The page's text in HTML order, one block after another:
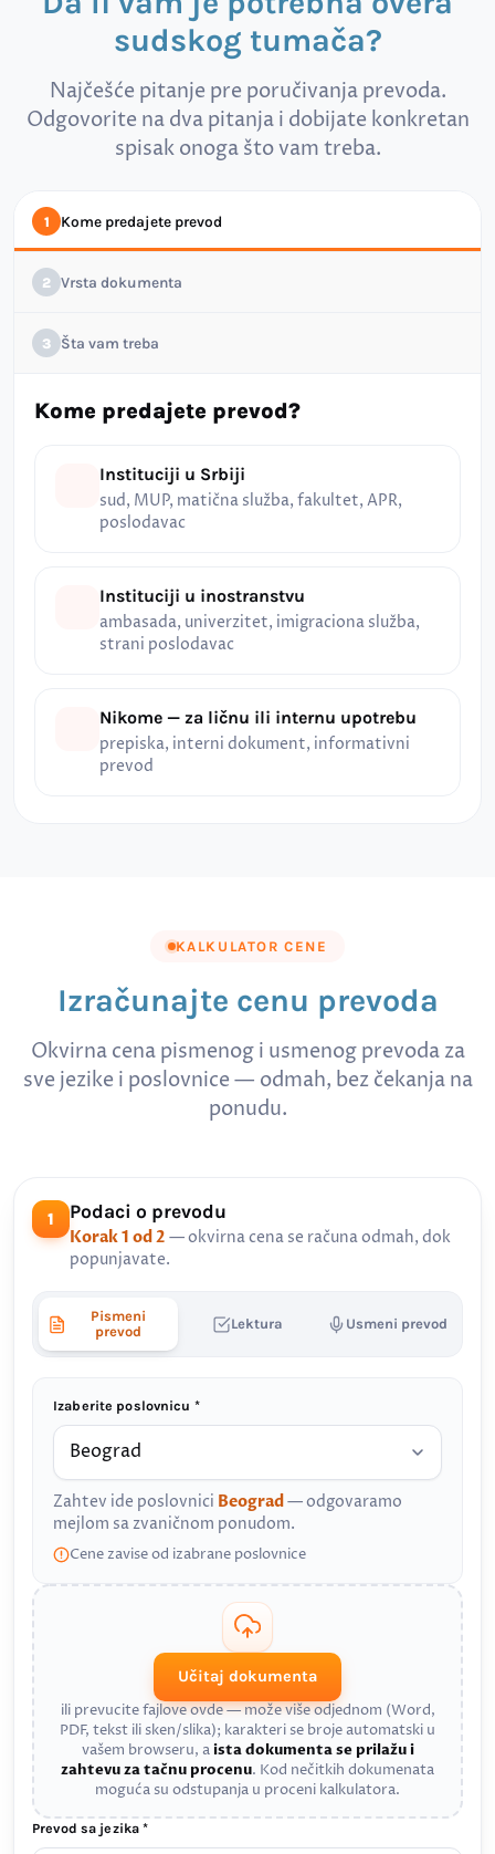
sudskog tumača?
Najčešće pitanje pre poručivanja prevoda.
Odgovorite na dva pitanja i dobijate konkretan
spisak onoga što vam treba.
1 Kome predajete prevod
2 Vrsta dokumenta
3 Šta vam treba
Kome predajete prevod?
Instituciji u Srbiji
sud, MUP, matična služba, fakultet, APR,
poslodavac
Instituciji u inostranstvu
ambasada, univerzitet, imigraciona služba,
strani poslodavac
Nikome — za ličnu ili internu upotrebu
prepiska, interni dokument, informativni
prevod
KALKULATOR CENE
Izračunajte cenu prevoda
Okvirna cena pismenog i usmenog prevoda za
sve jezike i poslovnice — odmah, bez čekanja na
ponudu.
1 Podaci o prevodu
Korak 1 od 2 — okvirna cena se računa odmah, dok
popunjavate.
Pismeni
prevod
Lektura Usmeni prevod
Izaberite poslovnicu *
Zahtev ide poslovnici Beograd— odgovaramo
mejlom sa zvaničnom ponudom.
Cene zavise od izabrane poslovnice
Učitaj dokumenta
ili prevucite fajlove ovde — može više odjednom (Word,
PDF, tekst ili sken/slika); karakteri se broje automatski u
vašem browseru, aista dokumenta se prilažu i
zahtevu za tačnu procenu. Kod nečitkih dokumenata
moguća su odstupanja u proceni kalkulatora.
Prevod sa jezika *